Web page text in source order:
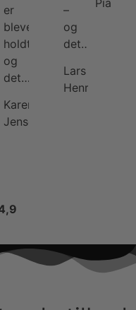
er
blevet
holdt
og
det…
Karen
Jensen
–
og
det…
Lars
Henriksen
Pia